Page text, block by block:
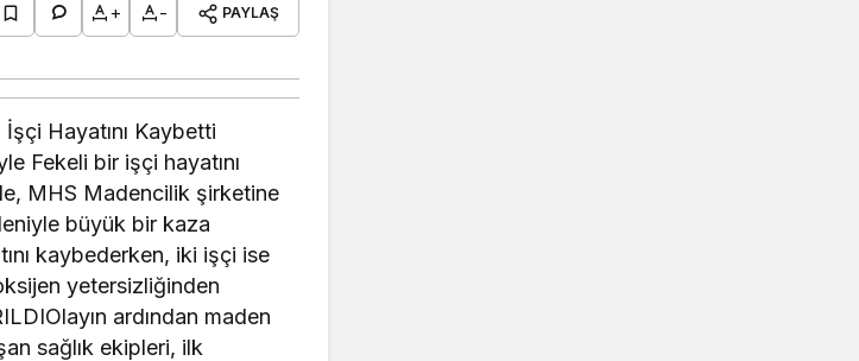
+ - PAYLAŞ
Hayatını Kaybetti
Fekeli bir işçi hayatını
MHS Madencilik şirketine
büyük bir kaza
kaybederken, iki işçi ise
yetersizliğinden
ardından maden
sağlık ekipleri, ilk